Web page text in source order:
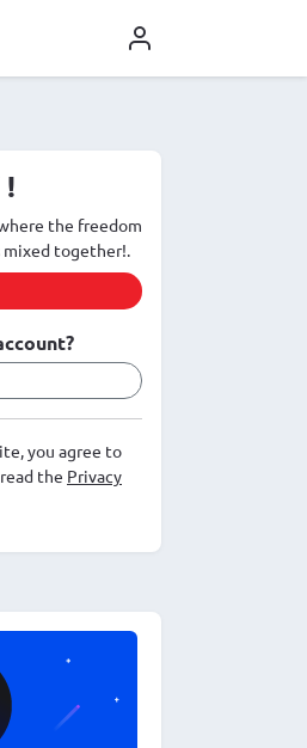
!
the freedom
mixed together!.
you agree to
the Privacy